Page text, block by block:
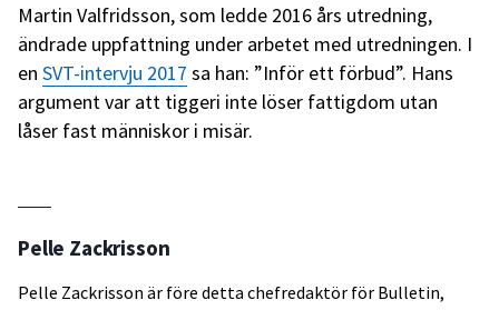
Martin Valfridsson, som ledde 2016 års utredning,
ändrade uppfattning under arbetet med utredningen. I
en SVT-intervju 2017 sa han: ”Inför ett förbud”. Hans
argument var att tiggeri inte löser fattigdom utan
låser fast människor i misär.
Pelle Zackrisson
Pelle Zackrisson är före detta chefredaktör för Bulletin,